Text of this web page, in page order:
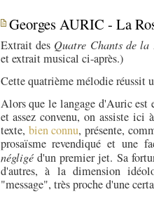
Georges AURIC - La
Extrait des Quatre Chants de la
et extrait musical ci-après.)
Cette quatrième mélodie réussit
Alors que le langage d'Auric est
et assez convenu, on assiste
texte, bien connu, présente,
prosaïsme revendiqué et une
négligéd'un premier jet. Sa
d'autres, à la dimension
"message", très proche d'une